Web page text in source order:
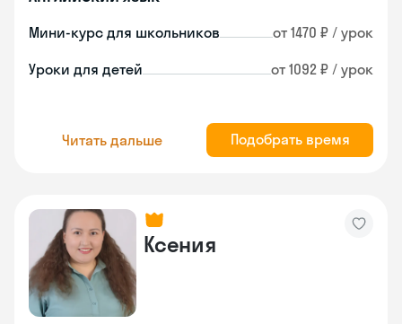
Мини-курс для школьников от 1470 ₽ / урок
Уроки для детей от 1092 ₽ / урок
Читать дальше Подобрать время
Ксения